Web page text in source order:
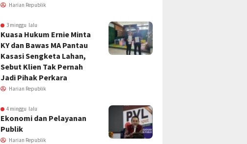
Harian Republik
3 minggu lalu
Kuasa Hukum Ernie Minta
KY dan Bawas MA Pantau
Kasasi Sengketa Lahan,
Sebut Klien Tak Pernah
Jadi Pihak Perkara
Harian Republik
4 minggu lalu
Ekonomi dan Pelayanan
Publik
Harian Republik